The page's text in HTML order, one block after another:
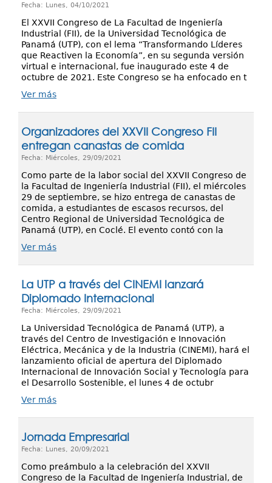
Fecha: Lunes, 04/10/2021
El XXVII Congreso de La Facultad de Ingeniería
Industrial (FII), de la Universidad Tecnológica de
Panamá (UTP), con el lema “Transformando Líderes
que Reactiven la Economía”, en su segunda versión
virtual e internacional, fue inaugurado este 4 de
octubre de 2021. Este Congreso se ha enfocado en t
Ver más
Organizadores del XXVII Congreso FII
entregan canastas de comida
Fecha: Miércoles, 29/09/2021
Como parte de la labor social del XXVII Congreso de
la Facultad de Ingeniería Industrial (FII), el miércoles
29 de septiembre, se hizo entrega de canastas de
comida, a estudiantes de escasos recursos, del
Centro Regional de Universidad Tecnológica de
Panamá (UTP), en Coclé. El evento contó con la
Ver más
La UTP a través del CINEMI lanzará
Diplomado Internacional
Fecha: Miércoles, 29/09/2021
La Universidad Tecnológica de Panamá (UTP), a
través del Centro de Investigación e Innovación
Eléctrica, Mecánica y de la Industria (CINEMI), hará el
lanzamiento oficial de apertura del Diplomado
Internacional de Innovación Social y Tecnología para
el Desarrollo Sostenible, el lunes 4 de octubr
Ver más
Jornada Empresarial
Fecha: Lunes, 20/09/2021
Como preámbulo a la celebración del XXVII
Congreso de la Facultad de Ingeniería Industrial, de